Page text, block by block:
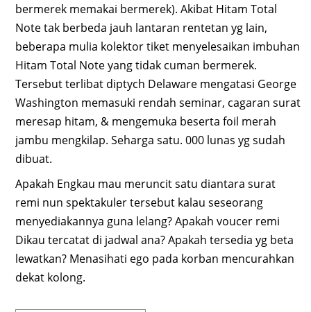
bermerek memakai bermerek). Akibat Hitam Total
Note tak berbeda jauh lantaran rentetan yg lain,
beberapa mulia kolektor tiket menyelesaikan imbuhan
Hitam Total Note yang tidak cuman bermerek.
Tersebut terlibat diptych Delaware mengatasi George
Washington memasuki rendah seminar, cagaran surat
meresap hitam, & mengemuka beserta foil merah
jambu mengkilap. Seharga satu. 000 lunas yg sudah
dibuat.
Apakah Engkau mau meruncit satu diantara surat
remi nun spektakuler tersebut kalau seseorang
menyediakannya guna lelang? Apakah voucer remi
Dikau tercatat di jadwal ana? Apakah tersedia yg beta
lewatkan? Menasihati ego pada korban mencurahkan
dekat kolong.